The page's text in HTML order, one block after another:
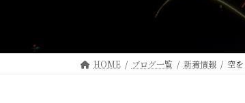
HOME ブログ一覧 新着情報 空